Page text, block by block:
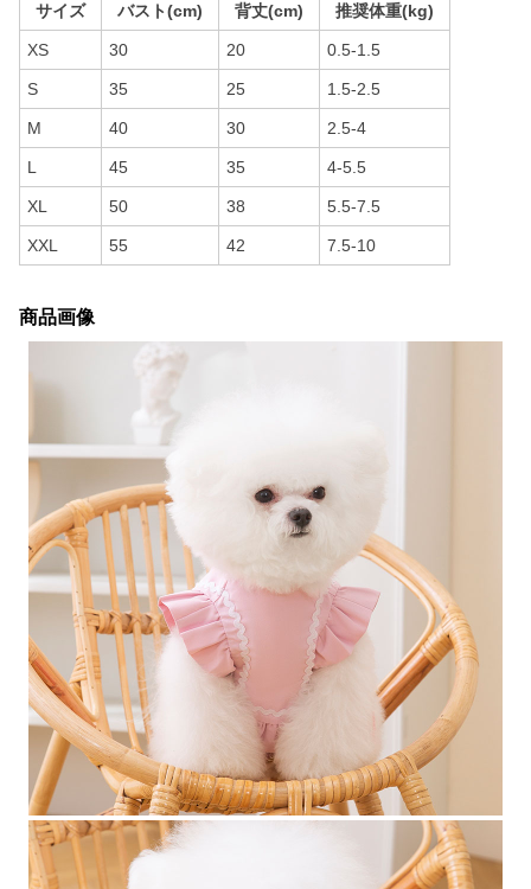
サイズ バスト(cm) 背丈(cm) 推奨体重(kg)
XS 30 20 0.5-1.5
S 35 25 1.5-2.5
M 40 30 2.5-4
L 45 35 4-5.5
XL 50 38 5.5-7.5
XXL 55 42 7.5-10
商品画像